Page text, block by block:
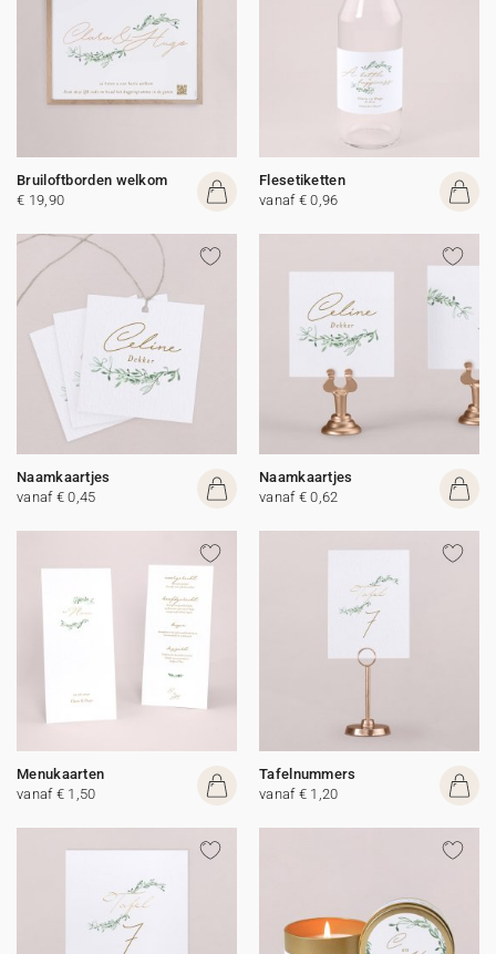
Bruiloftborden welkom
€ 19,90
Flesetiketten
vanaf € 0,96
Naamkaartjes
vanaf € 0,45
Naamkaartjes
vanaf € 0,62
Menukaarten
vanaf € 1,50
Tafelnummers
vanaf € 1,20